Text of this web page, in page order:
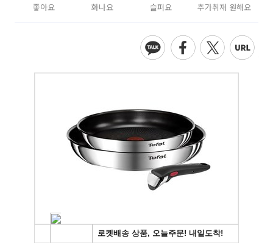
좋아요 화나요 슬퍼요 추가취재 원해요